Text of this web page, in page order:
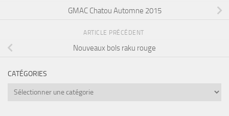
GMAC Chatou Automne 2015
ARTICLE PRÉCÉDENT
Nouveaux bols raku rouge
CATÉGORIES
Catégories